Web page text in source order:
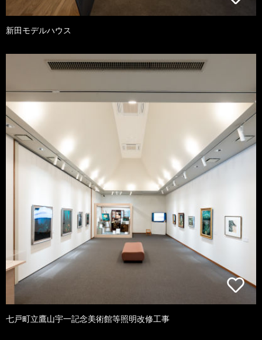
新田モデルハウス
七戸町立鷹山宇一記念美術館等照明改修工事